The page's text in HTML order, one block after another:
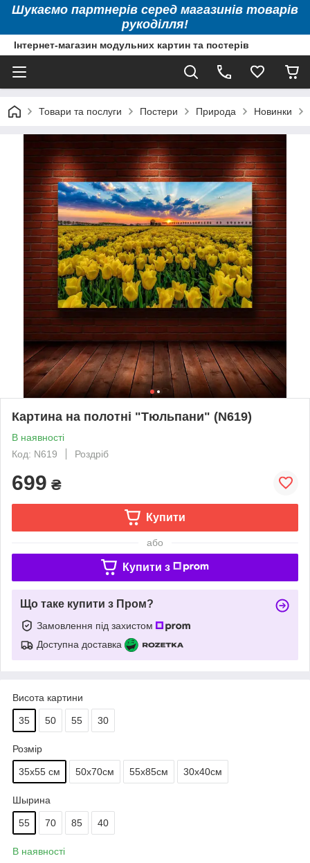
Шукаємо партнерів серед магазинів товарів
рукоділля!
Інтернет-магазин модульних картин та постерів
Товари та послуги Постери Природа Новинки
Картина на полотні "Тюльпани" (N619)
В наявності
Код: N619
Роздріб
699 ₴
Купити
або
Купити з
Що таке купити з Пром?
Замовлення під захистом
Доступна доставка
Висота картини
35 50 55 30
Розмір
35х55 см 50х70см 55х85см 30х40см
Шырина
55 70 85 40
В наявності